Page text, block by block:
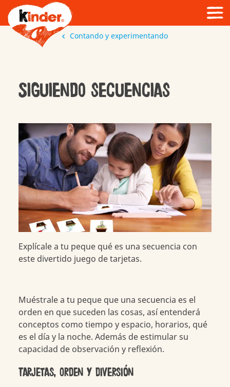
Contando y experimentando
Siguiendo secuencias
Explícale a tu peque qué es una secuencia con
este divertido juego de tarjetas.
Muéstrale a tu peque que una secuencia es el
orden en que suceden las cosas, así entenderá
conceptos como tiempo y espacio, horarios, qué
es el día y la noche. Además de estimular su
capacidad de observación y reflexión.
Tarjetas, orden y diversión